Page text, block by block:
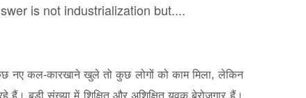
is not industrialization but....
नए कल-कारखाने खुले तो कुछ लोगों को काम मिला, लेकिन